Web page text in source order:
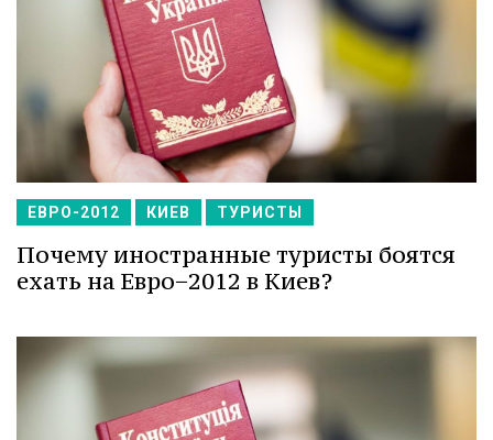
ЕВРО-2012 КИЕВ ТУРИСТЫ
Почему иностранные туристы боятся
ехать на Евро−2012 в Киев?